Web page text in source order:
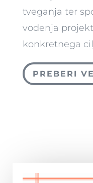
tveganja ter
vodenja
konkretnega
PREBERI